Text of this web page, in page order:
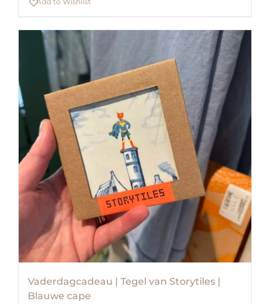
Vaderdagcadeau | Tegel van Storytiles |
Blauwe cape